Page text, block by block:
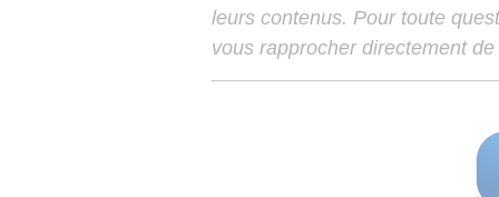
leurs contenus. Pour toute
vous rapprocher directement